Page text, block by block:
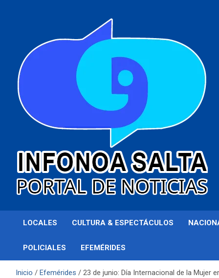
Infonoa Salta
LOCALES CULTURA & ESPECTÁCULOS
POLICIALES EFEMÉRIDES
Inicio Efemérides 23 de junio: Día Internacional de la Mujer